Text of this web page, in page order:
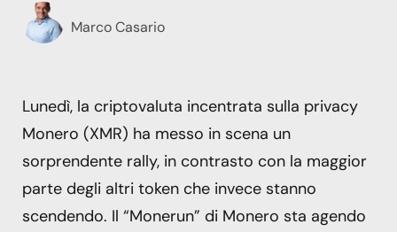
Marco Casario
Lunedì, la criptovaluta incentrata sulla privacy
Monero (XMR) ha messo in scena un
sorprendente rally, in contrasto con la maggior
parte degli altri token che invece stanno
scendendo. Il “Monerun” di Monero sta agendo